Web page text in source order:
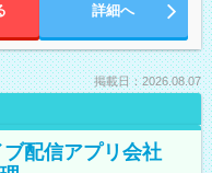
詳細へ
掲載日：2026.08.07
配信アプリ会社